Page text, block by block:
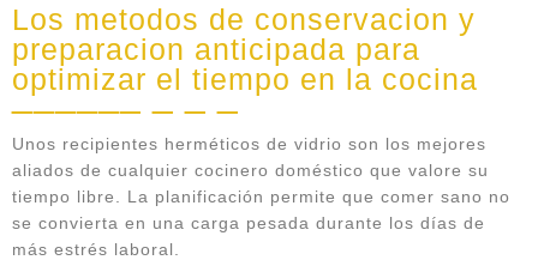
Los metodos de conservacion y
preparacion anticipada para
optimizar el tiempo en la cocina
Unos recipientes herméticos de vidrio son los mejores
aliados de cualquier cocinero doméstico que valore su
tiempo libre. La planificación permite que comer sano no
se convierta en una carga pesada durante los días de
más estrés laboral.